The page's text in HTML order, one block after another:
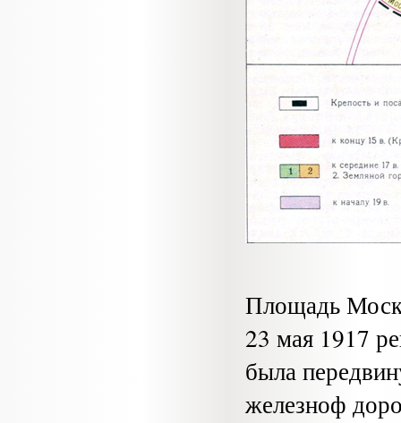
Площадь
23 мая 1917
была
железноф